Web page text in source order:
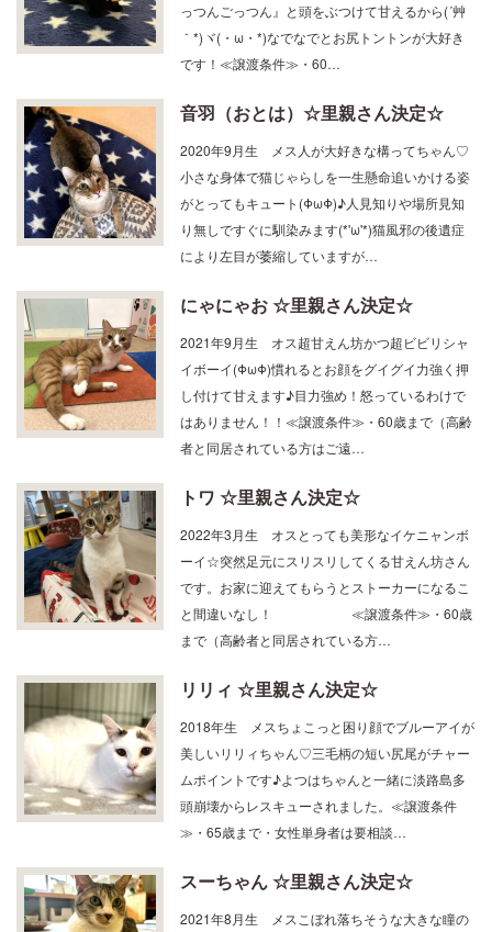
｀*)ヾ(・ω・*)なでなでとお尻トントンが大好き
です！≪譲渡条件≫・60…
2020年9月生 メス人が大好きな構ってちゃん♡
小さな身体で猫じゃらしを一生懸命追いかける姿
がとってもキュート(ΦωΦ)♪人見知りや場所見知
り無しですぐに馴染みます(*'ω'*)猫風邪の後遺症
により左目が萎縮していますが…
2021年9月生 オス超甘えん坊かつ超ビビリシャ
イボーイ(ΦωΦ)慣れるとお顔をグイグイ力強く押
し付けて甘えます♪目力強め！怒っているわけで
はありません！！≪譲渡条件≫・60歳まで（高齢
者と同居されている方はご遠…
2022年3月生 オスとっても美形なイケニャンボ
ーイ☆突然足元にスリスリしてくる甘えん坊さん
です。お家に迎えてもらうとストーカーになるこ
と間違いなし！ ≪譲渡条件≫・60歳
まで（高齢者と同居されている方…
2018年生 メスちょこっと困り顔でブルーアイが
美しいリリィちゃん♡三毛柄の短い尻尾がチャー
ムポイントです♪よつはちゃんと一緒に淡路島多
頭崩壊からレスキューされました。≪譲渡条件
≫・65歳まで・女性単身者は要相談…
2021年8月生 メスこぼれ落ちそうな大きな瞳の
スーちゃん♡怖がりさんですが慣れると撫でて～